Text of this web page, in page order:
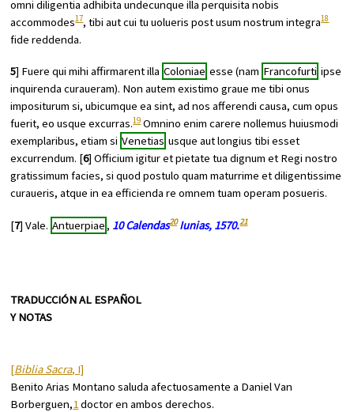
omni diligentia adhibita undecunque illa perquisita nobis
accommodes17, tibi aut cui tu uolueris post usum nostrum integra18
fide reddenda.
5] Fuere qui mihi affirmarent illa Coloniae esse (nam Francofurti ipse
inquirenda curaueram). Non autem existimo graue me tibi onus
impositurum si, ubicumque ea sint, ad nos afferendi causa, cum opus
fuerit, eo usque excurras.19Omnino enim carere nollemus huiusmodi
exemplaribus, etiam si Venetias usque aut longius tibi esset
excurrendum. [6] Officium igitur et pietate tua dignum et Regi nostro
gratissimum facies, si quod postulo quam maturrime et diligentissime
curaueris, atque in ea efficienda re omnem tuam operam posueris.
[7] Vale. Antuerpiae , 10 Calendas20Iunias, 1570.21
TRADUCCIÓN AL ESPAÑOL
Y NOTAS
[Biblia Sacra, I]
Benito Arias Montano saluda afectuosamente a Daniel Van
Borberguen,1 doctor en ambos derechos.